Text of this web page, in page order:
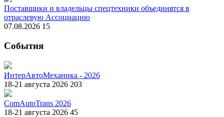
Поставщики и владельцы спецтехники объединятся в
отраслевую Ассоциацию
07.08.2026 15
События
ИнтерАвтоМеханика - 2026
18-21 августа 2026 203
ComAutoTrans 2026
18-21 августа 2026 45